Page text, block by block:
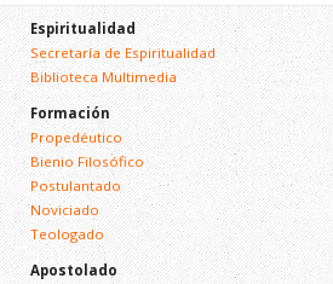
Espiritualidad
Secretaría de Espiritualidad
Biblioteca Multimedia
Formación
Propedéutico
Bienio Filosófico
Postulantado
Noviciado
Teologado
Apostolado